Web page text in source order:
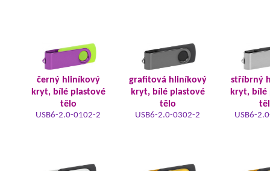
černý hliníkový
kryt, bílé plastové
tělo
USB6-2.0-0102-2
grafitová hliníkový
kryt, bílé plastové
tělo
USB6-2.0-0302-2
stříbrný
kryt, bílé
USB6-